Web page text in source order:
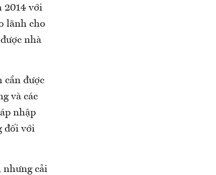
2014 với
lãnh cho
nhà
cần được
và các
nhập
đối với
nhưng cải